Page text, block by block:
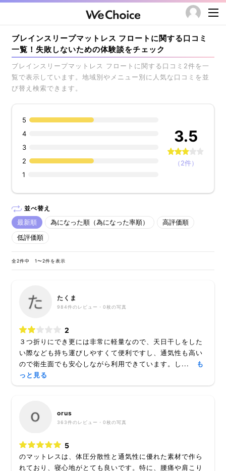
ブレインスリープマットレス フロートに関する口コミ
一覧！失敗しないための体験談をチェック
ブレインスリープマットレス フロートに関する口コミ2件を一
覧で表示しています。地域別やメニュー別に人気な口コミを並
び替え検索できます。
5
4
3
2
1
3.5
（2件）
並べ替え
最新順 為になった順（為になった率順）
高評価順
低評価順
全2件中 1〜2件を表示
たくま
984件のレビュー・ 0枚の写真
2
３つ折りにでき更には非常に軽量なので、天日干しをした
い際なども持ち運びしやすくて便利ですし、通気性も高い
ので衛生面でも安心しながら利用できています。し...
も
っと見る
orus
363件のレビュー・ 0枚の写真
5
のマットレスは、体圧分散性と通気性に優れた素材で作ら
れており、寝心地がとても良いです。特に、腰痛や肩こり